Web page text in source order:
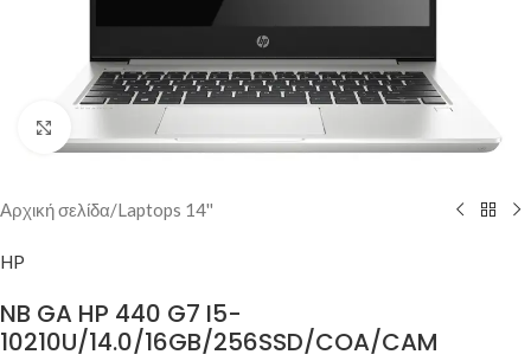
Κλικ για μεγέθυνση
Αρχική σελίδα/Laptops 14''
HP
NB GA HP 440 G7 I5-
10210U/14.0/16GB/256SSD/COA/CAM